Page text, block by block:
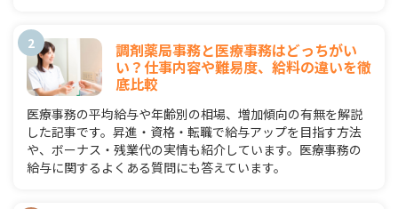
調剤薬局事務と医療事務はどっちがい
い？仕事内容や難易度、給料の違いを徹
底比較
医療事務の平均給与や年齢別の相場、増加傾向の有無を解説
した記事です。昇進・資格・転職で給与アップを目指す方法
や、ボーナス・残業代の実情も紹介しています。医療事務の
給与に関するよくある質問にも答えています。